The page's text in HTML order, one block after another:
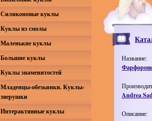
Название:
Andrea
Описание:
Силиконовые куклы
Куклы из смолы
Маленькие куклы
Большие куклы
Куклы знаменитостей
Младенцы-обезьянки. Куклы-
зверушки
Интерактивные куклы